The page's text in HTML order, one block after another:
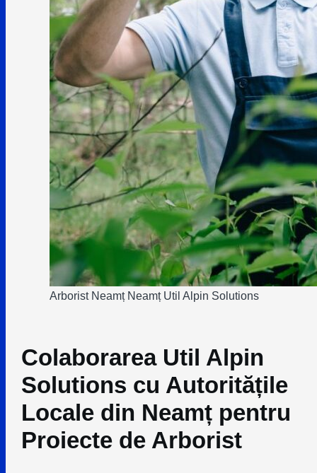
Arborist Neamț Neamț Util Alpin Solutions
Colaborarea Util Alpin
Solutions cu Autoritățile
Locale din Neamț pentru
Proiecte de Arborist